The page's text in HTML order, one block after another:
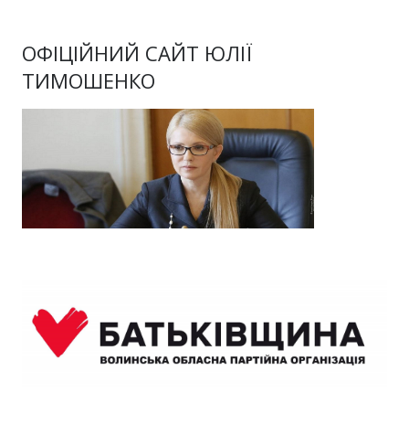
ОФІЦІЙНИЙ САЙТ ЮЛІЇ
ТИМОШЕНКО